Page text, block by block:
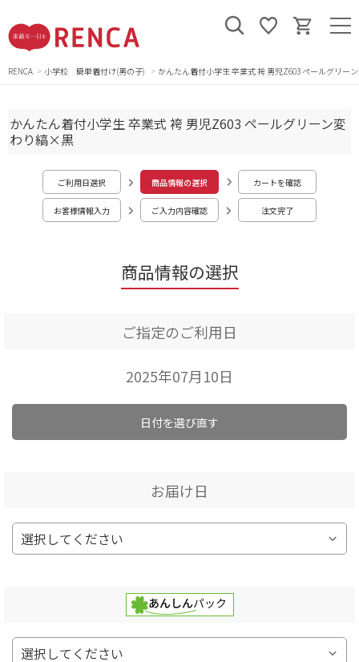
RENCA 小学校 簡単着付け(男の子) かんたん着付小学生 卒業式 袴 男児Z603 ペールグリー
商品情報の選択
かんたん着付小学生 卒業式 袴 男児Z603 ペールグリーン変
わり縞×黒
ご利用日選択 商品情報の選択 カートを確認
お客様情報入力 ご入力内容確認 注文完了
ご指定のご利用日
2025年07月10日
日付を選び直す
お届け日